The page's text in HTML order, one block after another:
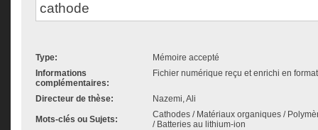
cathode
Type:
Mémoire accepté
Informations
complémentaires:
Fichier numérique reçu et enrichi en
Directeur de thèse: Nazemi, Ali
Mots-clés ou Sujets:
Cathodes / Matériaux organiques /
/ Batteries au lithium-ion